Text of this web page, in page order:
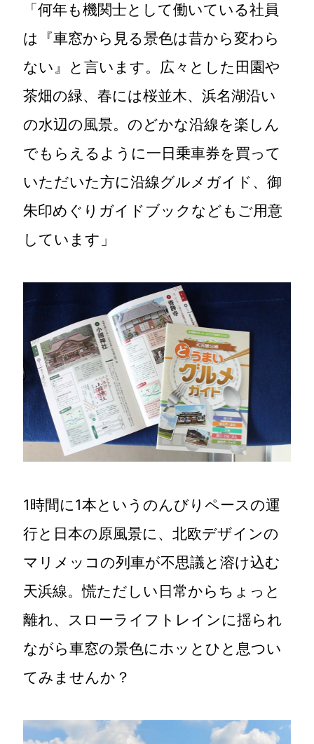
「何年も機関士として働いている社員
は『車窓から見る景色は昔から変わら
ない』と言います。広々とした田園や
茶畑の緑、春には桜並木、浜名湖沿い
の水辺の風景。のどかな沿線を楽しん
でもらえるように一日乗車券を買って
いただいた方に沿線グルメガイド、御
朱印めぐりガイドブックなどもご用意
しています」
1時間に1本というのんびりペースの運
行と日本の原風景に、北欧デザインの
マリメッコの列車が不思議と溶け込む
天浜線。慌ただしい日常からちょっと
離れ、スローライフトレインに揺られ
ながら車窓の景色にホッとひと息つい
てみませんか？